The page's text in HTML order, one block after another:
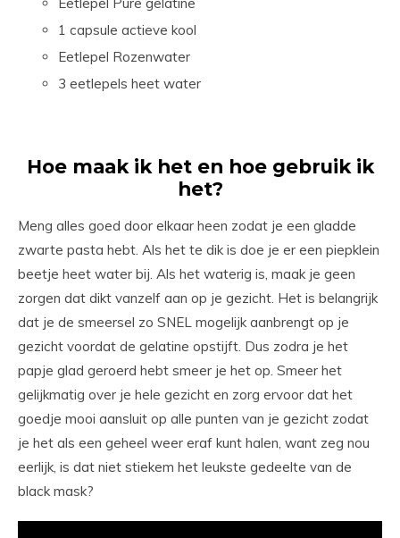
1 capsule actieve kool
Eetlepel Rozenwater
3 eetlepels heet water
Hoe maak ik het en hoe gebruik ik
het?
Meng alles goed door elkaar heen zodat je een gladde
zwarte pasta hebt. Als het te dik is doe je er een piepklein
beetje heet water bij. Als het waterig is, maak je geen
zorgen dat dikt vanzelf aan op je gezicht. Het is belangrijk
dat je de smeersel zo SNEL mogelijk aanbrengt op je
gezicht voordat de gelatine opstijft. Dus zodra je het
papje glad geroerd hebt smeer je het op. Smeer het
gelijkmatig over je hele gezicht en zorg ervoor dat het
goedje mooi aansluit op alle punten van je gezicht zodat
je het als een geheel weer eraf kunt halen, want zeg nou
eerlijk, is dat niet stiekem het leukste gedeelte van de
black mask?